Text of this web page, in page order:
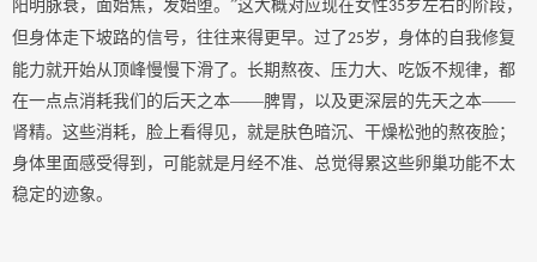
阳明脉衰，面始焦，发始堕。”这大概对应现在女性35岁左右的阶段，
但身体走下坡路的信号，往往来得更早。过了25岁，身体的自我修复
能力就开始从顶峰慢慢下滑了。长期熬夜、压力大、吃饭不规律，都
在一点点消耗我们的后天之本——脾胃，以及更深层的先天之本——
肾精。这些消耗，脸上看得见，就是肤色暗沉、干燥松弛的熬夜脸；
身体里面感受得到，可能就是月经不准、总觉得累这些卵巢功能不太
稳定的迹象。